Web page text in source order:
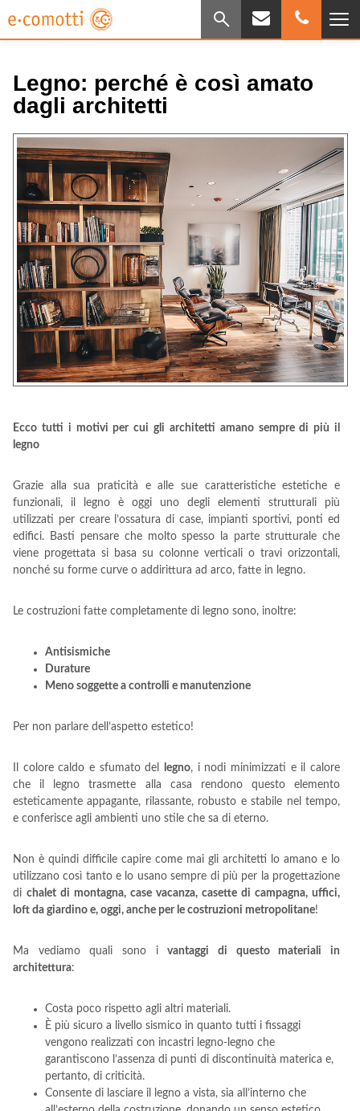
Legno: perché è così amato
dagli architetti
Ecco tutti i motivi per cui gli architetti amano sempre di più il
legno
Grazie alla sua praticità e alle sue caratteristiche estetiche e
funzionali, il legno è oggi uno degli elementi strutturali più
utilizzati per creare l’ossatura di case, impianti sportivi, ponti ed
edifici. Basti pensare che molto spesso la parte strutturale che
viene progettata si basa su colonne verticali o travi orizzontali,
nonché su forme curve o addirittura ad arco, fatte in legno.
Le costruzioni fatte completamente di legno sono, inoltre:
Antisismiche
Durature
Meno soggette a controlli e manutenzione
Per non parlare dell’aspetto estetico!
Il colore caldo e sfumato del legno, i nodi minimizzati e il calore
che il legno trasmette alla casa rendono questo elemento
esteticamente appagante, rilassante, robusto e stabile nel tempo,
e conferisce agli ambienti uno stile che sa di eterno.
Non è quindi difficile capire come mai gli architetti lo amano e lo
utilizzano così tanto e lo usano sempre di più per la progettazione
di chalet di montagna, case vacanza, casette di campagna, uffici,
loft da giardino e, oggi, anche per le costruzioni metropolitane!
Ma vediamo quali sono ivantaggi di questo materiali in
architettura:
Costa poco rispetto agli altri materiali.
È più sicuro a livello sismico in quanto tutti i fissaggi
vengono realizzati con incastri legno-legno che
garantiscono l’assenza di punti di discontinuità materica e,
pertanto, di criticità.
Consente di lasciare il legno a vista, sia all’interno che